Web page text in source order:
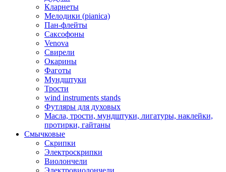
Кларнеты
Мелодики (pianica)
Пан-флейты
Саксофоны
Venova
Свирели
Окарины
Фаготы
Мундштуки
Трости
wind instruments stands
Футляры для духовых
Масла, трости, мундштуки, лигатуры, наклейки,
протирки, гайтаны
Смычковые
Скрипки
Электроскрипки
Виолончели
Электровиолончели